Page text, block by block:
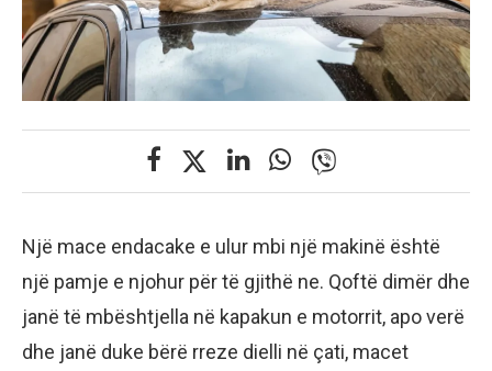
Një mace endacake e ulur mbi një makinë është
një pamje e njohur për të gjithë ne. Qoftë dimër dhe
janë të mbështjella në kapakun e motorrit, apo verë
dhe janë duke bërë rreze dielli në çati, macet